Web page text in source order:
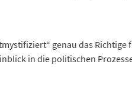
genau das
in die politischen